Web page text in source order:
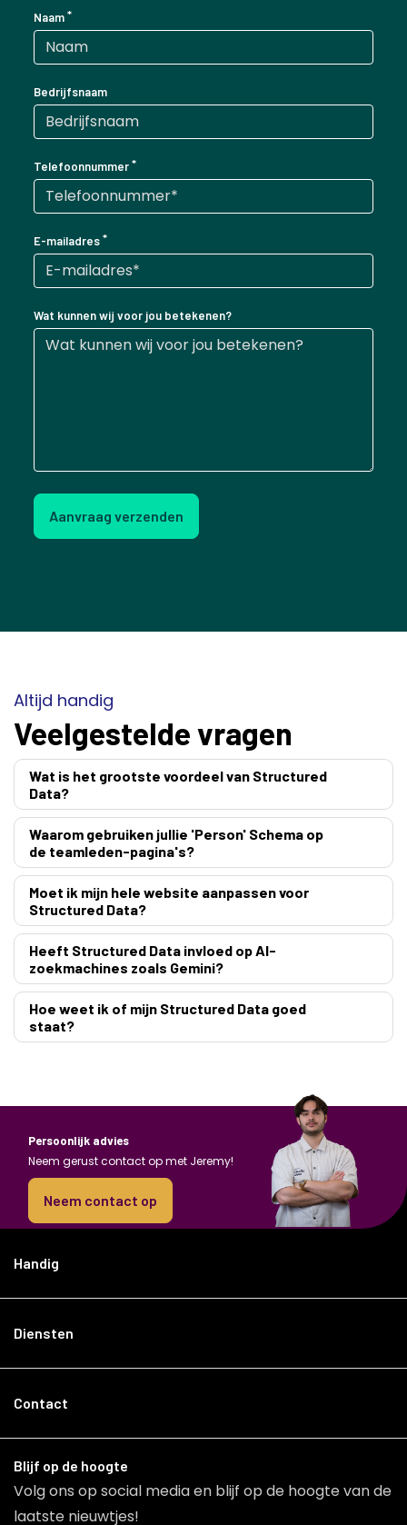
Naam
Bedrijfsnaam
Telefoonnummer
E-mailadres
Wat kunnen wij voor jou betekenen?
Aanvraag verzenden
Altijd handig
Veelgestelde vragen
Wat is het grootste voordeel van Structured
Data?
Waarom gebruiken jullie 'Person' Schema op
de teamleden-pagina's?
Moet ik mijn hele website aanpassen voor
Structured Data?
Heeft Structured Data invloed op AI-
zoekmachines zoals Gemini?
Hoe weet ik of mijn Structured Data goed
staat?
Persoonlijk advies
Neem gerust contact op met Jeremy!
Neem contact op
Handig
Diensten
Contact
Blijf op de hoogte
Volg ons op social media en blijf op de hoogte van de
laatste nieuwtjes!